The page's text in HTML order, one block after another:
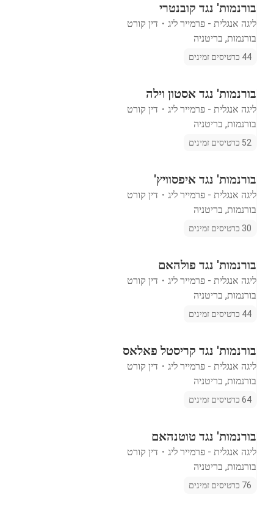
בורנמות' נגד קובנטרי
ליגה אנגלית - פרמייר ליג ・ דין קורט
בורנמות, בריטניה
44 כרטיסים זמינים
בורנמות' נגד אסטון וילה
ליגה אנגלית - פרמייר ליג ・ דין קורט
בורנמות, בריטניה
52 כרטיסים זמינים
בורנמות' נגד איפסוויץ'
ליגה אנגלית - פרמייר ליג ・ דין קורט
בורנמות, בריטניה
30 כרטיסים זמינים
בורנמות' נגד פולהאם
ליגה אנגלית - פרמייר ליג ・ דין קורט
בורנמות, בריטניה
44 כרטיסים זמינים
בורנמות' נגד קריסטל פאלאס
ליגה אנגלית - פרמייר ליג ・ דין קורט
בורנמות, בריטניה
64 כרטיסים זמינים
בורנמות' נגד טוטנהאם
ליגה אנגלית - פרמייר ליג ・ דין קורט
בורנמות, בריטניה
76 כרטיסים זמינים